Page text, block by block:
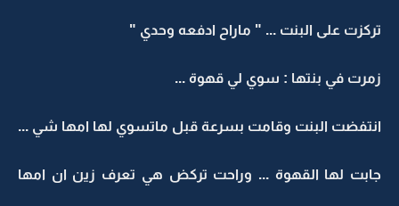
تركزت على البنت ... " ماراح ادفعه وحدي "
زمرت في بنتها : سوي لي قهوة ...
انتفضت البنت وقامت بسرعة قبل ماتسوي لها امها شي ...
جابت لها القهوة ... وراحت تركض هي تعرف زين ان امها